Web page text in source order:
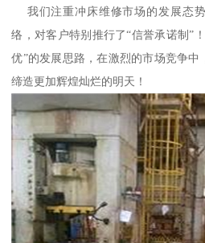
我们注重冲床维修市场的发展态
络，对客户特别推行了“信誉承诺制”
优”的发展思路，在激烈的市场竞争
缔造更加辉煌灿烂的明天！